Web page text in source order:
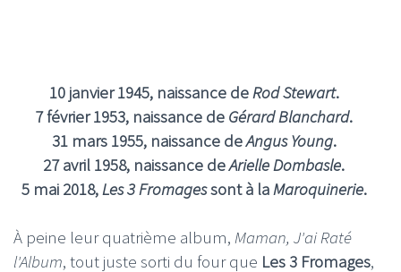
10 janvier 1945, naissance deRod Stewart.
7 février 1953, naissance de Gérard Blanchard.
31 mars 1955, naissance deAngus Young.
27 avril 1958, naissance deArielle Dombasle.
5 mai 2018,Les 3 Fromagessont à laMaroquinerie.
À peine leur quatrième album, Maman, J'ai Raté
l'Album, tout juste sorti du four que Les 3 Fromages,